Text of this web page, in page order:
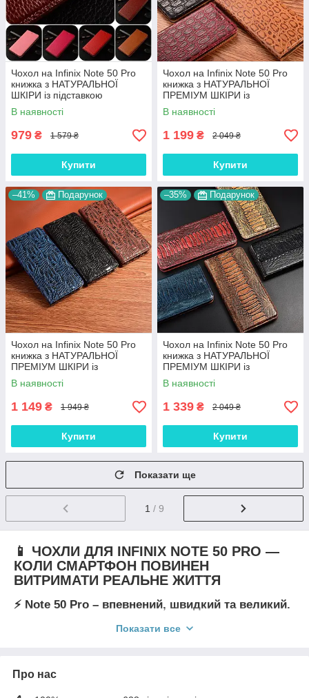
Чохол на Infinix Note 50 Pro
книжка з НАТУРАЛЬНОЇ
ШКІРИ із підставкою
візитницею протиударний
магнітний "BULL"
В наявності
979 ₴ 1 579 ₴
Купити
Чохол на Infinix Note 50 Pro
книжка з НАТУРАЛЬНОЇ
ПРЕМІУМ ШКІРИ із
підставкою протиударний
магнітний "JACOSA"
В наявності
1 199 ₴ 2 049 ₴
Купити
–41% Подарунок
Чохол на Infinix Note 50 Pro
книжка з НАТУРАЛЬНОЇ
ПРЕМІУМ ШКІРИ із
підставкою протиударний
магнітний "DRAGON"
В наявності
1 149 ₴ 1 949 ₴
Купити
–35% Подарунок
Чохол на Infinix Note 50 Pro
книжка з НАТУРАЛЬНОЇ
ПРЕМІУМ ШКІРИ із
підставкою протиударний
магнітний "REPTILE"
В наявності
1 339 ₴ 2 049 ₴
Купити
Показати ще
1 / 9
📱 ЧОХЛИ ДЛЯ INFINIX NOTE 50 PRO —
КОЛИ СМАРТФОН ПОВИНЕН
ВИТРИМАТИ РЕАЛЬНЕ ЖИТТЯ
⚡ Note 50 Pro – впевнений, швидкий та великий.
дзвінки, нотатки, відео, навігація, ігри, месенджери, покупки,
Показати все
Про нас